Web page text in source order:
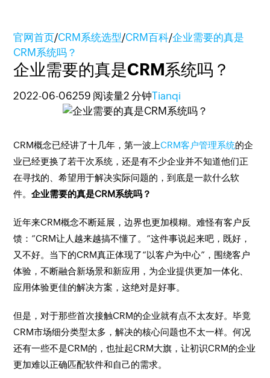
官网首页/CRM系统选型/CRM百科/企业需要的真是
CRM系统吗？
企业需要的真是CRM系统吗？
2022-06-06259 阅读量2 分钟Tianqi
CRM概念已经讲了十几年，第一波上CRM客户管理系统的企
业已经更换了若干次系统，还是有不少企业并不知道他们正
在寻找的、希望用于解决实际问题的，到底是一款什么软
件。企业需要的真是CRM系统吗？
近年来CRM概念不断延展，边界也更加模糊。难怪有客户反
馈：”CRM让人越来越搞不懂了。”这件事说起来吧，既好，
又不好。当下的CRM真正体现了“以客户为中心”，围绕客户
体验，不断融合新场景和新应用，为企业提供更加一体化、
应用体验更佳的解决方案，这绝对是好事。
但是，对于那些首次接触CRM的企业就有点不太友好。毕竟
CRM市场细分类型太多，解决的核心问题也不太一样。何况
还有一些不是CRM的，也扯起CRM大旗，让初识CRM的企业
更加难以正确匹配软件和自己的需求。